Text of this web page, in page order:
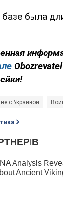
была
с Украиной